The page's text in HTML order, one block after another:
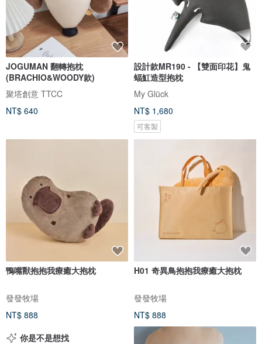
JOGUMAN 翻轉抱枕
(BRACHIO&WOODY款)
聚塔創意 TTCC
NT$ 640
設計款MR190 - 【雙面印花】鬼
蝠魟造型抱枕
My Glück
NT$ 1,680
可客製
鴨嘴獸抱抱我療癒大抱枕
發發牧場
NT$ 888
H01 奇異鳥抱抱我療癒大抱枕
發發牧場
NT$ 888
你是不是想找